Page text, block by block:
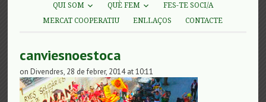
QUI SOM QUÈ FEM
FES-TE SOCI/A
MERCAT COOPERATIU
ENLLAÇOS CONTACTE
canviesnoestoca
on Divendres, 28 de febrer, 2014 at 10:11